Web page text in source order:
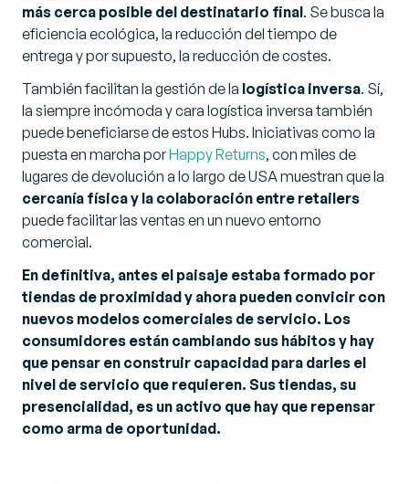
más cerca posible del destinatario final. Se busca la
eficiencia ecológica, la reducción del tiempo de
entrega y por supuesto, la reducción de costes.
También facilitan la gestión de la logística inversa. Sí,
la siempre incómoda y cara logística inversa también
puede beneficiarse de estos Hubs. Iniciativas como la
puesta en marcha porHappy Returns, con miles de
lugares de devolución a lo largo de USA muestran que la
cercanía física y la colaboración entre retailers
puede facilitar las ventas en un nuevo entorno
comercial.
En definitiva, antes el paisaje estaba formado por
tiendas de proximidad y ahora pueden convicir con
nuevos modelos comerciales de servicio. Los
consumidores están cambiando sus hábitos y hay
que pensar en construir capacidad para darles el
nivel de servicio que requieren. Sus tiendas, su
presencialidad, es un activo que hay que repensar
como arma de oportunidad.